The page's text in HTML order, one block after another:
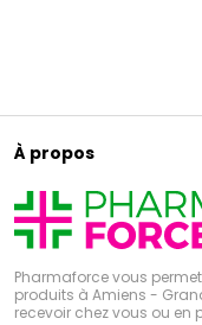
À propos
Pharmaforce vous
produits à Amiens -
recevoir chez vous ou en